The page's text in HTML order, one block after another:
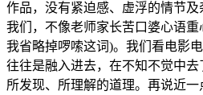
作品，没有紧迫感、虚浮的情节
我们，不像老师家长苦口婆心语
我省略掉啰嗦这词)。我们看电影
往往是融入进去，在不知不觉中去
所发现、所理解的道理。再说近